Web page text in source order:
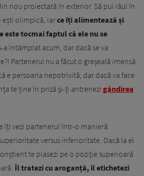
nou proiectată în exterior. Să pui răul în
ești olimpică, iarce îți alimentează și
tocmai faptul că ele nu se
a întâmplat acum, dar dacă se va
Partenerul nu a făcut o greșeală imensă
e persoana nepotrivită, dar dacă va face
te ține în priză și-ți antrenezi gândirea
îți vezi partenerul într-o manieră
versus inferioritate. Dacă la el
te plasezi pe o poziție superioară
Îl tratezi cu aroganță, îl etichetezi